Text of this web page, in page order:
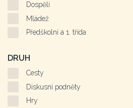
Dospělí
Mládež
Předškolní a 1. třída
DRUH
Cesty
Diskusní podněty
Hry